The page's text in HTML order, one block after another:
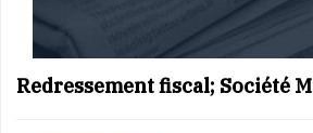
Redressement fiscal; Société